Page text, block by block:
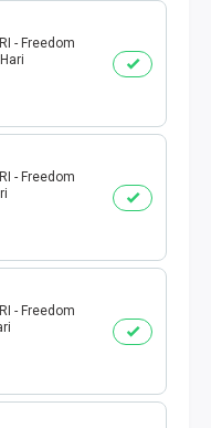
- Freedom
- Freedom
- Freedom